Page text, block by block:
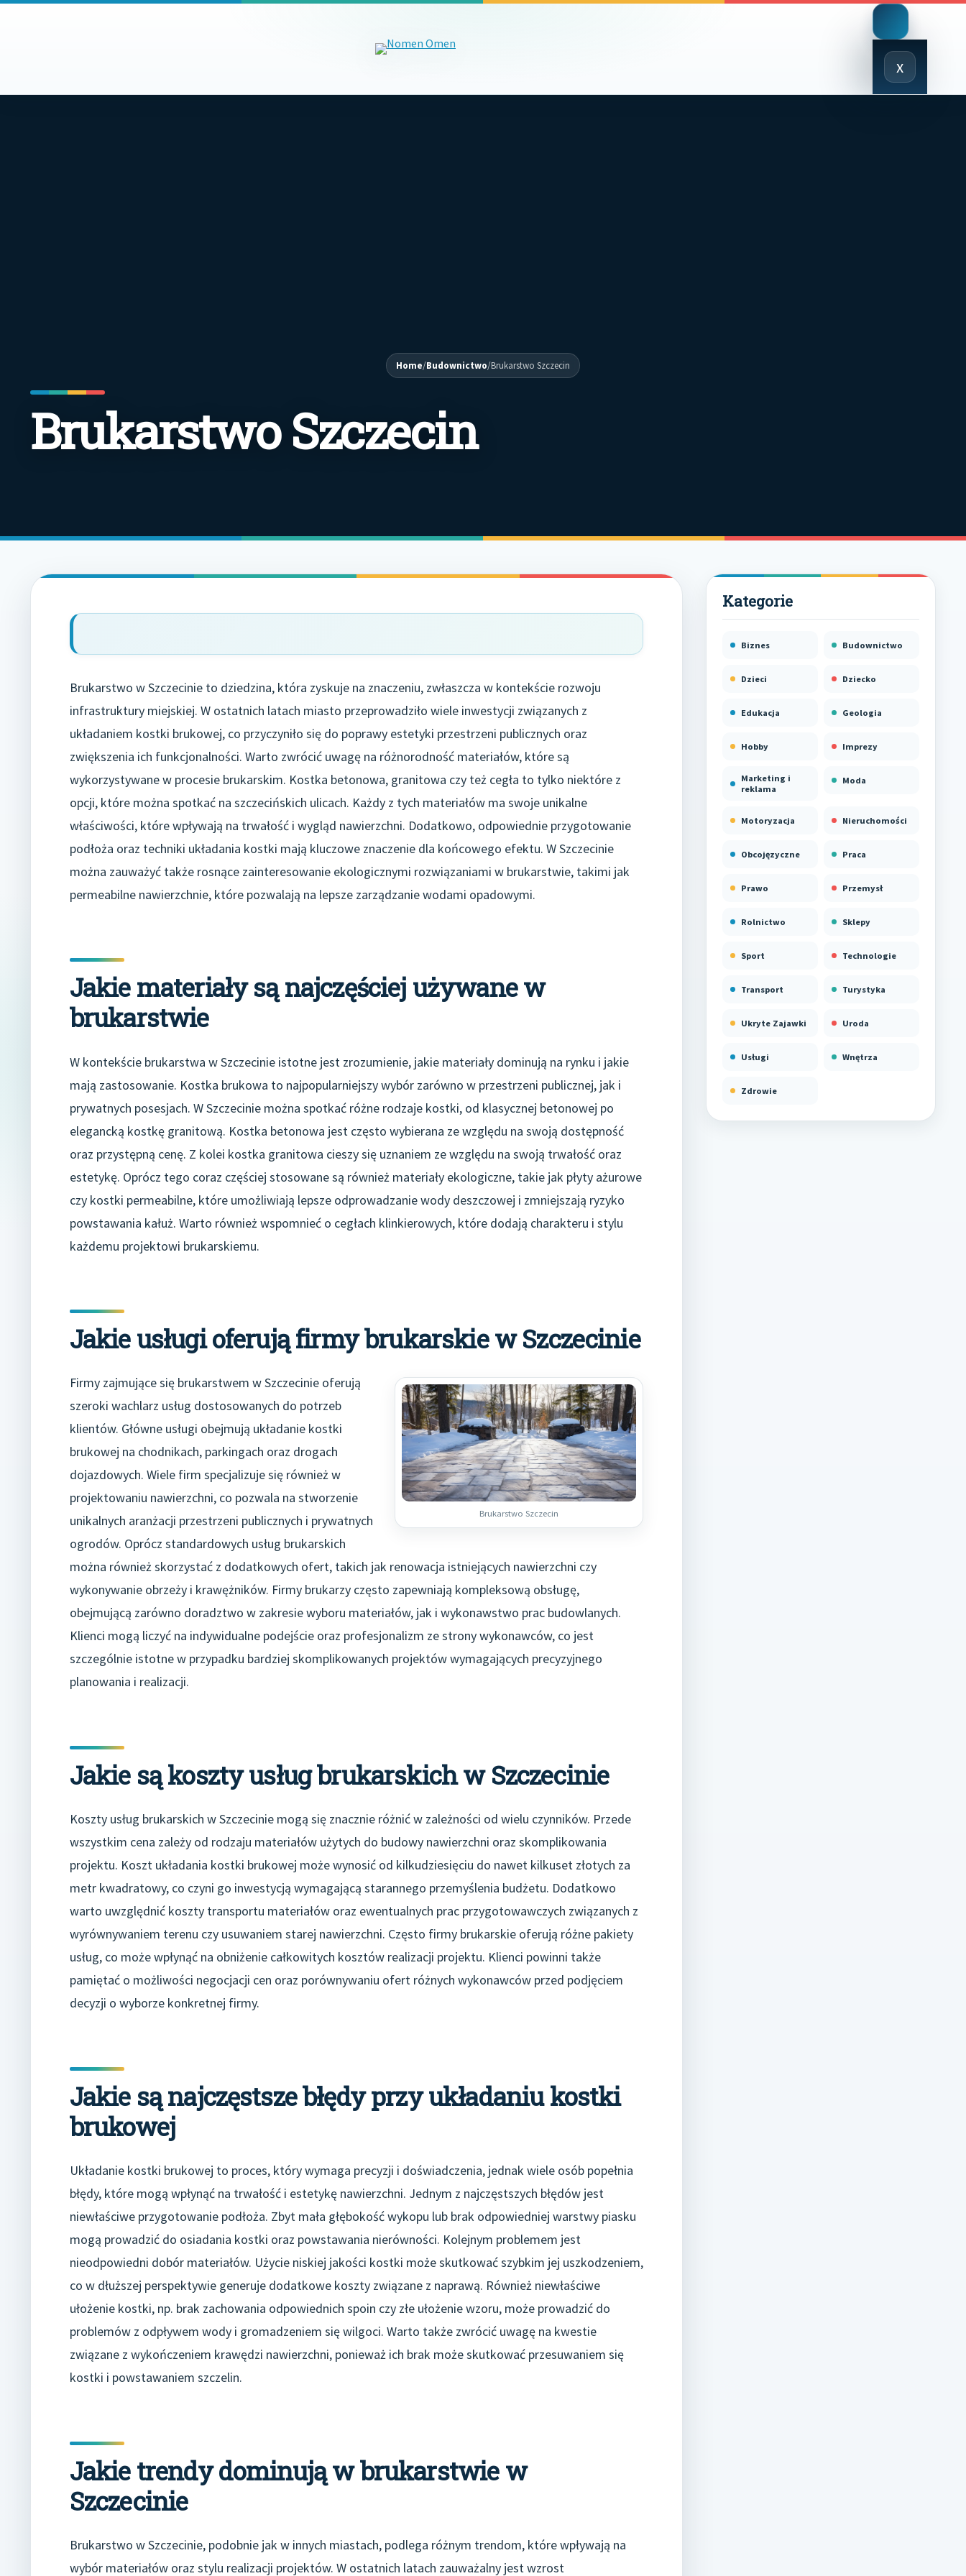
x
Close
Menu
Home/Budownictwo/Brukarstwo Szczecin
Brukarstwo Szczecin
Brukarstwo w Szczecinie to dziedzina, która zyskuje na znaczeniu, zwłaszcza w kontekście rozwoju
infrastruktury miejskiej. W ostatnich latach miasto przeprowadziło wiele inwestycji związanych z
układaniem kostki brukowej, co przyczyniło się do poprawy estetyki przestrzeni publicznych oraz
zwiększenia ich funkcjonalności. Warto zwrócić uwagę na różnorodność materiałów, które są
wykorzystywane w procesie brukarskim. Kostka betonowa, granitowa czy też cegła to tylko niektóre z
opcji, które można spotkać na szczecińskich ulicach. Każdy z tych materiałów ma swoje unikalne
właściwości, które wpływają na trwałość i wygląd nawierzchni. Dodatkowo, odpowiednie przygotowanie
podłoża oraz techniki układania kostki mają kluczowe znaczenie dla końcowego efektu. W Szczecinie
można zauważyć także rosnące zainteresowanie ekologicznymi rozwiązaniami w brukarstwie, takimi jak
permeabilne nawierzchnie, które pozwalają na lepsze zarządzanie wodami opadowymi.
Jakie materiały są najczęściej używane w
brukarstwie
W kontekście brukarstwa w Szczecinie istotne jest zrozumienie, jakie materiały dominują na rynku i jakie
mają zastosowanie. Kostka brukowa to najpopularniejszy wybór zarówno w przestrzeni publicznej, jak i
prywatnych posesjach. W Szczecinie można spotkać różne rodzaje kostki, od klasycznej betonowej po
elegancką kostkę granitową. Kostka betonowa jest często wybierana ze względu na swoją dostępność
oraz przystępną cenę. Z kolei kostka granitowa cieszy się uznaniem ze względu na swoją trwałość oraz
estetykę. Oprócz tego coraz częściej stosowane są również materiały ekologiczne, takie jak płyty ażurowe
czy kostki permeabilne, które umożliwiają lepsze odprowadzanie wody deszczowej i zmniejszają ryzyko
powstawania kałuż. Warto również wspomnieć o cegłach klinkierowych, które dodają charakteru i stylu
każdemu projektowi brukarskiemu.
Jakie usługi oferują firmy brukarskie w Szczecinie
Brukarstwo Szczecin
Firmy zajmujące się brukarstwem w Szczecinie oferują
szeroki wachlarz usług dostosowanych do potrzeb
klientów. Główne usługi obejmują układanie kostki
brukowej na chodnikach, parkingach oraz drogach
dojazdowych. Wiele firm specjalizuje się również w
projektowaniu nawierzchni, co pozwala na stworzenie
unikalnych aranżacji przestrzeni publicznych i prywatnych
ogrodów. Oprócz standardowych usług brukarskich
można również skorzystać z dodatkowych ofert, takich jak renowacja istniejących nawierzchni czy
wykonywanie obrzeży i krawężników. Firmy brukarzy często zapewniają kompleksową obsługę,
obejmującą zarówno doradztwo w zakresie wyboru materiałów, jak i wykonawstwo prac budowlanych.
Klienci mogą liczyć na indywidualne podejście oraz profesjonalizm ze strony wykonawców, co jest
szczególnie istotne w przypadku bardziej skomplikowanych projektów wymagających precyzyjnego
planowania i realizacji.
Jakie są koszty usług brukarskich w Szczecinie
Koszty usług brukarskich w Szczecinie mogą się znacznie różnić w zależności od wielu czynników. Przede
wszystkim cena zależy od rodzaju materiałów użytych do budowy nawierzchni oraz skomplikowania
projektu. Koszt układania kostki brukowej może wynosić od kilkudziesięciu do nawet kilkuset złotych za
metr kwadratowy, co czyni go inwestycją wymagającą starannego przemyślenia budżetu. Dodatkowo
warto uwzględnić koszty transportu materiałów oraz ewentualnych prac przygotowawczych związanych z
wyrównywaniem terenu czy usuwaniem starej nawierzchni. Często firmy brukarskie oferują różne pakiety
usług, co może wpłynąć na obniżenie całkowitych kosztów realizacji projektu. Klienci powinni także
pamiętać o możliwości negocjacji cen oraz porównywaniu ofert różnych wykonawców przed podjęciem
decyzji o wyborze konkretnej firmy.
Jakie są najczęstsze błędy przy układaniu kostki
brukowej
Układanie kostki brukowej to proces, który wymaga precyzji i doświadczenia, jednak wiele osób popełnia
błędy, które mogą wpłynąć na trwałość i estetykę nawierzchni. Jednym z najczęstszych błędów jest
niewłaściwe przygotowanie podłoża. Zbyt mała głębokość wykopu lub brak odpowiedniej warstwy piasku
mogą prowadzić do osiadania kostki oraz powstawania nierówności. Kolejnym problemem jest
nieodpowiedni dobór materiałów. Użycie niskiej jakości kostki może skutkować szybkim jej uszkodzeniem,
co w dłuższej perspektywie generuje dodatkowe koszty związane z naprawą. Również niewłaściwe
ułożenie kostki, np. brak zachowania odpowiednich spoin czy złe ułożenie wzoru, może prowadzić do
problemów z odpływem wody i gromadzeniem się wilgoci. Warto także zwrócić uwagę na kwestie
związane z wykończeniem krawędzi nawierzchni, ponieważ ich brak może skutkować przesuwaniem się
kostki i powstawaniem szczelin.
Jakie trendy dominują w brukarstwie w
Szczecinie
Brukarstwo w Szczecinie, podobnie jak w innych miastach, podlega różnym trendom, które wpływają na
wybór materiałów oraz stylu realizacji projektów. W ostatnich latach zauważalny jest wzrost
Biznes Budownictwo
Dzieci Dziecko
Edukacja Geologia
Hobby Imprezy
Marketing i
reklama
Moda
Motoryzacja Nieruchomości
Obcojęzyczne Praca
Prawo Przemysł
Rolnictwo Sklepy
Sport Technologie
Transport Turystyka
Ukryte Zajawki Uroda
Usługi Wnętrza
Zdrowie